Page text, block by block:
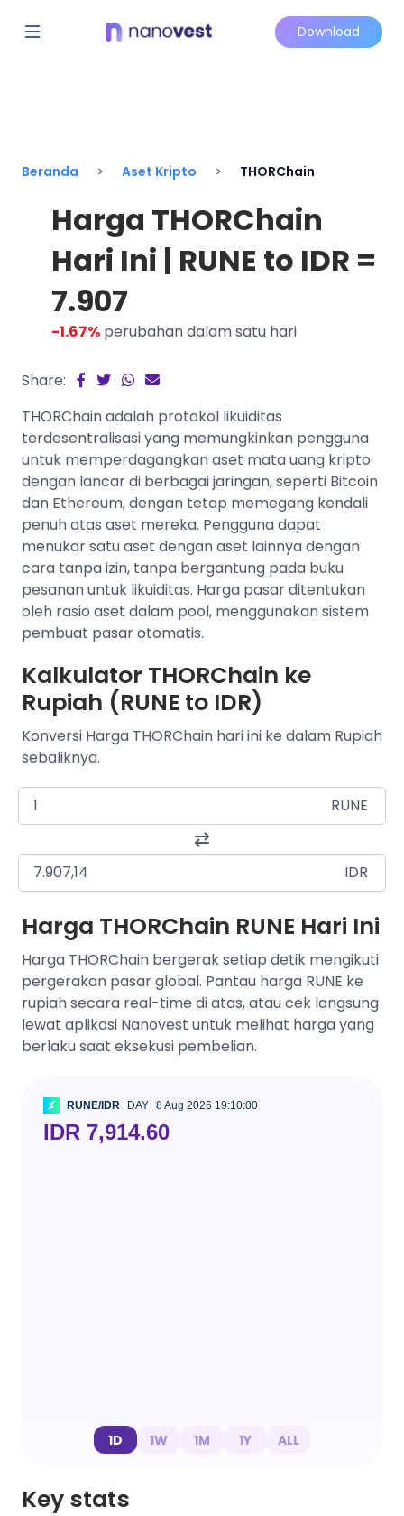
Download
Beranda Aset Kripto THORChain
Harga THORChain
Hari Ini | RUNE to IDR =
7.907
-1.67%perubahan dalam satu hari
Share:
THORChain adalah protokol likuiditas
terdesentralisasi yang memungkinkan pengguna
untuk memperdagangkan aset mata uang kripto
dengan lancar di berbagai jaringan, seperti Bitcoin
dan Ethereum, dengan tetap memegang kendali
penuh atas aset mereka. Pengguna dapat
menukar satu aset dengan aset lainnya dengan
cara tanpa izin, tanpa bergantung pada buku
pesanan untuk likuiditas. Harga pasar ditentukan
oleh rasio aset dalam pool, menggunakan sistem
pembuat pasar otomatis.
Kalkulator THORChain ke
Rupiah (RUNE to IDR)
Konversi Harga THORChain hari ini ke dalam Rupiah
sebaliknya.
RUNE
IDR
Harga THORChain RUNE Hari Ini
Harga THORChain bergerak setiap detik mengikuti
pergerakan pasar global. Pantau harga RUNE ke
rupiah secara real-time di atas, atau cek langsung
lewat aplikasi Nanovest untuk melihat harga yang
berlaku saat eksekusi pembelian.
RUNE/IDR DAY 8 Aug 2026 19:10:00
IDR 7,914.60
1D 1W 1M 1Y ALL
Key stats